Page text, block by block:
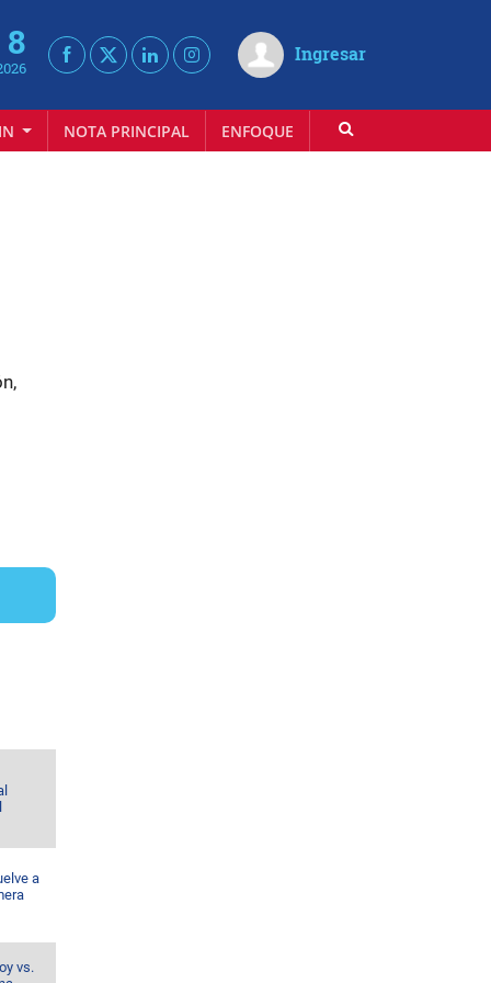
Ingresar
NOTA PRINCIPAL ENFOQUE INFOVINO
a
vs.